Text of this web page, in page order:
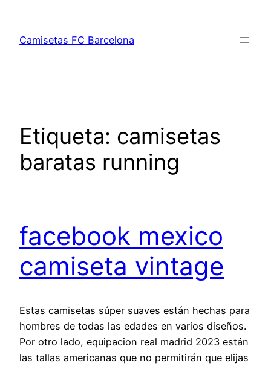
contenido
Camisetas FC Barcelona
Etiqueta: camisetas
baratas running
facebook mexico
camiseta vintage
Estas camisetas súper suaves están hechas para
hombres de todas las edades en varios diseños.
Por otro lado, equipacion real madrid 2023 están
las tallas americanas que no permitirán que elijas